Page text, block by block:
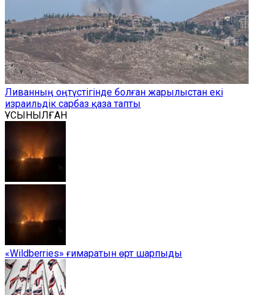
Ливанның оңтүстігінде болған жарылыстан екі
израильдік сарбаз қаза тапты
ҰСЫНЫЛҒАН
«Wildberries» ғимаратын өрт шарпыды